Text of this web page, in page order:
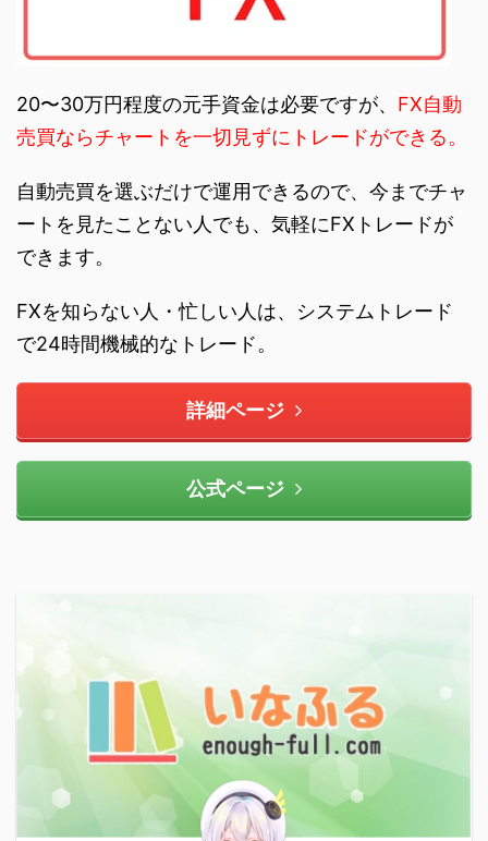
20〜30万円程度の元手資金は必要ですが、 FX自動
売買ならチャートを一切見ずにトレードができる。
自動売買を選ぶだけで運用できるので、今までチャ
ートを見たことない人でも、気軽にFXトレードが
できます。
FXを知らない人・忙しい人は、システムトレード
で24時間機械的なトレード。
詳細ページ
公式ページ